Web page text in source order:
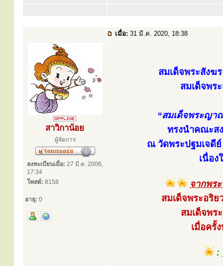
เมื่อ: 31 มี.ค. 2020, 18:38
สาวิกาน้อย
ผู้จัดการ
ลงทะเบียนเมื่อ: 27 มี.ค. 2006,
17:34
โพสต์: 8158
อายุ: 0
สมเด็จพระสังฆ
สมเด็จพร
“สมเด็จพระญา
ทรงนำคณะส
ณ วัดพระปฐมเจดีย์
เนื่อง
จากพร
สมเด็จพระอริ
สมเด็จพร
เมื่อครั้
: